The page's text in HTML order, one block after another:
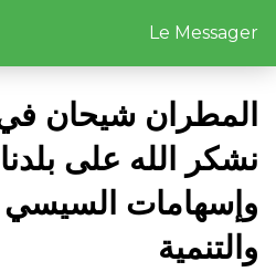
Le Messager
المطران شيحان
نشكر الله على
وإسهامات السيسي
والتنمية